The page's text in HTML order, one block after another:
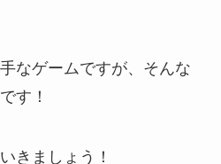
なゲームですが、そんな
す！
きましょう！